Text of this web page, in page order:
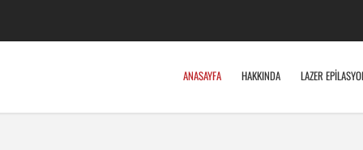
ANASAYFA HAKKINDA LAZER